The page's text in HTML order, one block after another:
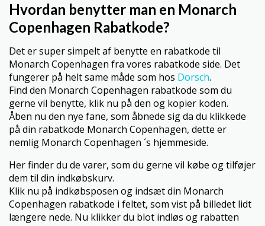
Hvordan benytter man en Monarch
Copenhagen Rabatkode?
Det er super simpelt af benytte en rabatkode til
Monarch Copenhagen fra vores rabatkode side. Det
fungerer på helt same måde som hos Dorsch.
Find den Monarch Copenhagen rabatkode som du
gerne vil benytte, klik nu på den og kopier koden.
Åben nu den nye fane, som åbnede sig da du klikkede
på din rabatkode Monarch Copenhagen, dette er
nemlig Monarch Copenhagen ´s hjemmeside.
Her finder du de varer, som du gerne vil købe og tilføjer
dem til din indkøbskurv.
Klik nu på indkøbsposen og indsæt din Monarch
Copenhagen rabatkode i feltet, som vist på billedet lidt
længere nede. Nu klikker du blot indløs og rabatten